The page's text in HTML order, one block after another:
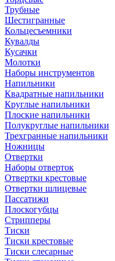
Трубные
Шестигранные
Кольцесъемники
Кувалды
Кусачки
Молотки
Наборы инструментов
Напильники
Квадратные напильники
Круглые напильники
Плоские напильники
Полукруглые напильники
Трехгранные напильники
Ножницы
Отвертки
Наборы отверток
Отвертки крестовые
Отвертки шлицевые
Пассатижи
Плоскогубцы
Стрипперы
Тиски
Тиски крестовые
Тиски слесарные